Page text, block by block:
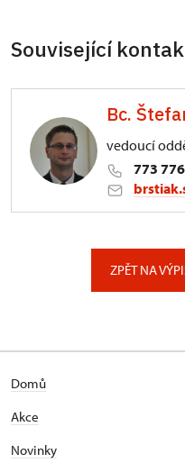
Související
Bc.
vedoucí
773
ZPĚT NA
Domů
Akce
Novinky